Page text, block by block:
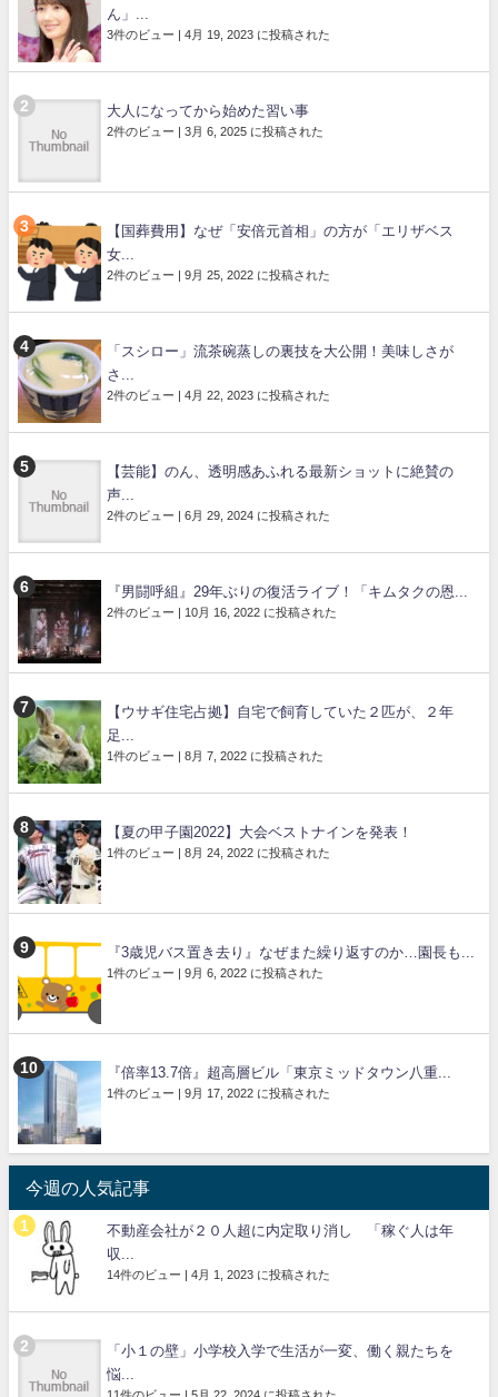
ん」...
3件のビュー | 4月 19, 2023 に投稿された
大人になってから始めた習い事
2件のビュー | 3月 6, 2025 に投稿された
【国葬費用】なぜ「安倍元首相」の方が「エリザベス
女...
2件のビュー | 9月 25, 2022 に投稿された
「スシロー」流茶碗蒸しの裏技を大公開！美味しさが
さ...
2件のビュー | 4月 22, 2023 に投稿された
【芸能】のん、透明感あふれる最新ショットに絶賛の
声...
2件のビュー | 6月 29, 2024 に投稿された
『男闘呼組』29年ぶりの復活ライブ！「キムタクの恩...
2件のビュー | 10月 16, 2022 に投稿された
【ウサギ住宅占拠】自宅で飼育していた２匹が、２年
足...
1件のビュー | 8月 7, 2022 に投稿された
【夏の甲子園2022】大会ベストナインを発表！
1件のビュー | 8月 24, 2022 に投稿された
『3歳児バス置き去り』なぜまた繰り返すのか…園長も...
1件のビュー | 9月 6, 2022 に投稿された
『倍率13.7倍』超高層ビル「東京ミッドタウン八重...
1件のビュー | 9月 17, 2022 に投稿された
今週の人気記事
不動産会社が２０人超に内定取り消し 「稼ぐ人は年
収...
14件のビュー | 4月 1, 2023 に投稿された
「小１の壁」小学校入学で生活が一変、働く親たちを
悩...